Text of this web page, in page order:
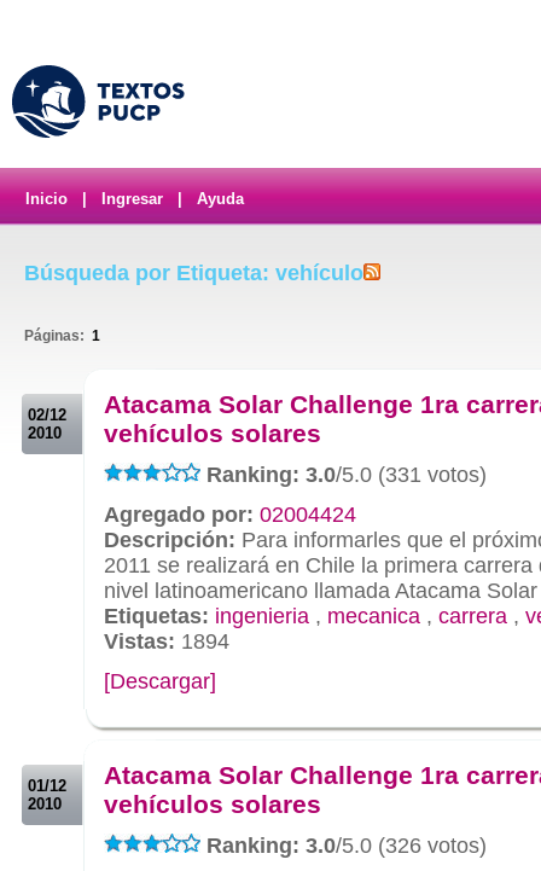
Inicio Ingresar Ayuda
Búsqueda por Etiqueta: vehículo
Páginas: 1
02/12
2010
Atacama Solar Challenge 1ra
vehículos solares
Ranking: 3.0/5.0 (331 votos)
Agregado por: 02004424
Descripción: Para informarles que el
2011 se realizará en Chile la primera
nivel latinoamericano llamada Atacama
Etiquetas: ingenieria , mecanica , carrera ,
Vistas: 1894
[Descargar]
01/12
2010
Atacama Solar Challenge 1ra
vehículos solares
Ranking: 3.0/5.0 (326 votos)